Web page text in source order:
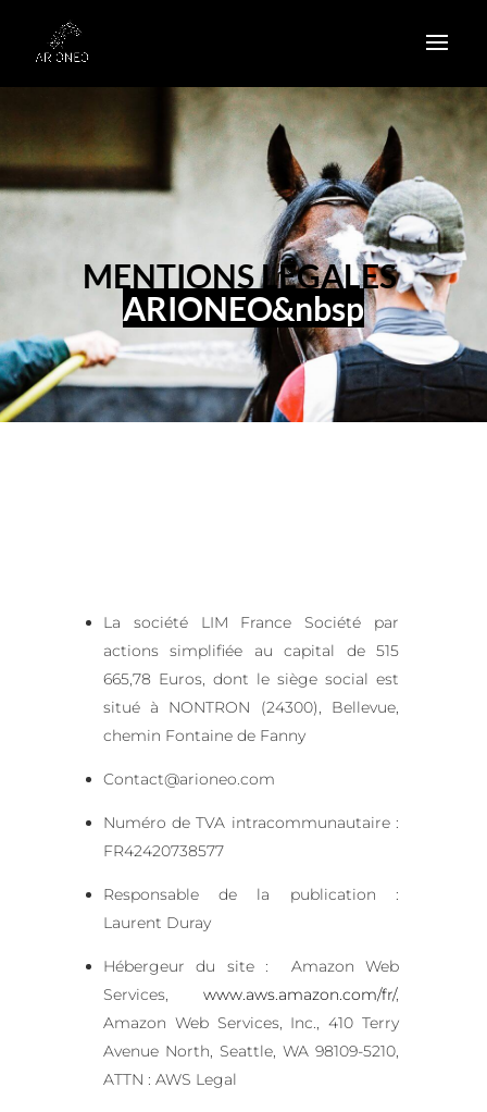
MENTIONS LÉGALES
ARIONEO&nbsp
La société LIM France Société par
actions simplifiée au capital de 515
665,78 Euros, dont le siège social est
situé à NONTRON (24300), Bellevue,
chemin Fontaine de Fanny
Contact@arioneo.com
Numéro de TVA intracommunautaire :
FR42420738577
Responsable de la publication :
Laurent Duray
Hébergeur du site : Amazon Web
Services,
www.aws.amazon.com/fr/,
Amazon Web Services, Inc., 410 Terry
Avenue North, Seattle, WA 98109-5210,
ATTN : AWS Legal